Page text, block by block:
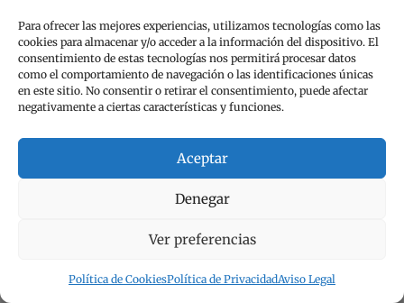
Para ofrecer las mejores experiencias, utilizamos tecnologías como las
cookies para almacenar y/o acceder a la información del dispositivo. El
consentimiento de estas tecnologías nos permitirá procesar datos
como el comportamiento de navegación o las identificaciones únicas
en este sitio. No consentir o retirar el consentimiento, puede afectar
negativamente a ciertas características y funciones.
Aceptar
Denegar
Ver preferencias
Política de CookiesPolítica de PrivacidadAviso Legal
10 ... » Última »
3 Comentarios
el 1 de noviembre de 2025 a las 10:44
Deliciosos y esponjosos bollos suecos.